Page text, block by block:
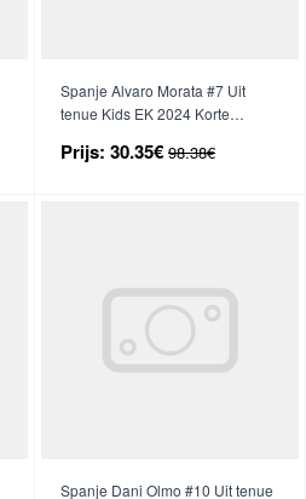
Spanje Alvaro Morata #7 Uit
tenue Kids EK 2024 Korte
Prijs: 30.35€ 98.38€
Spanje Dani Olmo #10 Uit tenue